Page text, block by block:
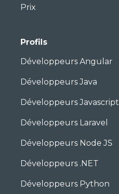
Prix
Profils
Développeurs Angular
Développeurs Java
Développeurs Javascript
Développeurs Laravel
Développeurs Node JS
Développeurs .NET
Développeurs Python